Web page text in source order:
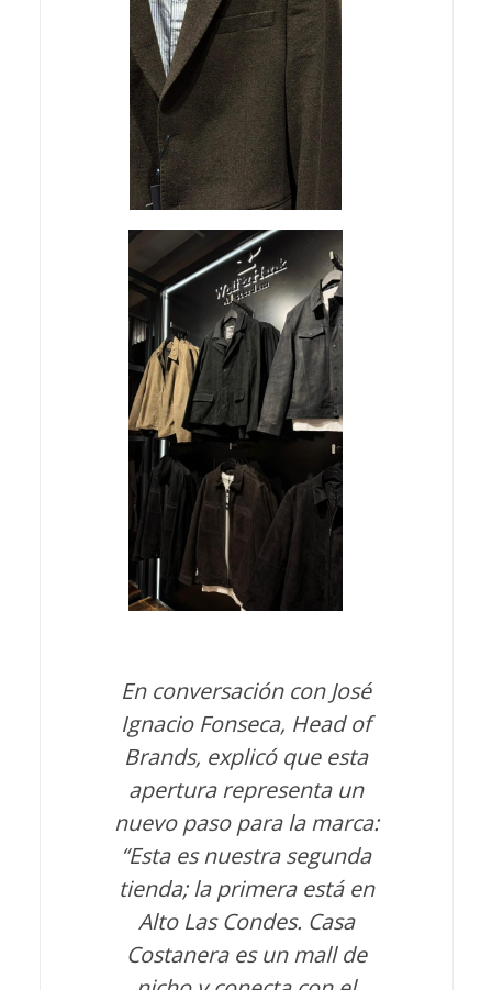
En conversación con José
Ignacio Fonseca, Head of
Brands, explicó que esta
apertura representa un
nuevo paso para la marca:
“Esta es nuestra segunda
tienda; la primera está en
Alto Las Condes. Casa
Costanera es un mall de